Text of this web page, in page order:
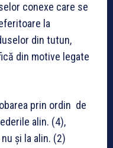
conexe care se
la
din tutun,
din motive legate
prin ordin de
alin. (4),
și la alin. (2)